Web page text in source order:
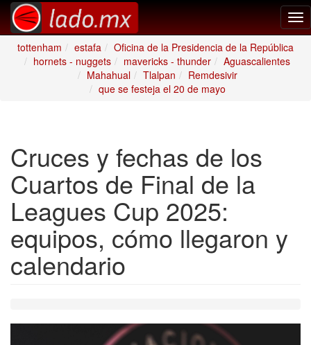
tottenham
estafa
Oficina de la Presidencia de la República
hornets - nuggets
mavericks - thunder
Aguascalientes
Mahahual
Tlalpan
Remdesivir
que se festeja el 20 de mayo
Cruces y fechas de los
Cuartos de Final de la
Leagues Cup 2025:
equipos, cómo llegaron y
calendario